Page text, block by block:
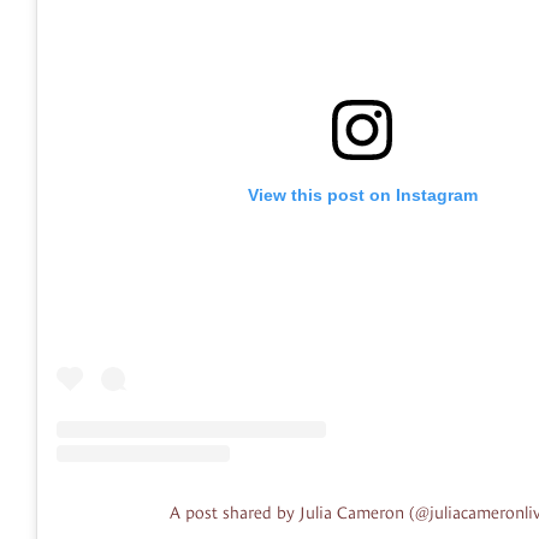
View this post on Instagram
A post shared by Julia Cameron